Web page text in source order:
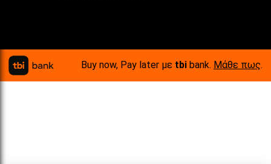
Buy now, Pay later με tbi bank. Μάθε πως.